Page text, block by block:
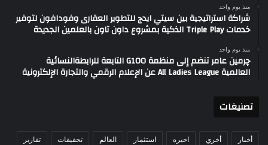
منذ يوم واحد
شراكة استراتيجية بين سيتي ايدج للتطوير العقارى وفودافون لتوفير
خدمات Triple Play الذكية بمشروع داون تاون بالعلمين الجديدة
منذ يوم واحد
چرمين عامر تنضم إلى منظمة G100 التابعة للرابطةالنسائية
العالمية All Ladies League عن الإعلام الرقمي والتجارة الإلكترونية
تصنيغات
أخبار أخري اخيره استثمار العالم تحقيقات تقارير